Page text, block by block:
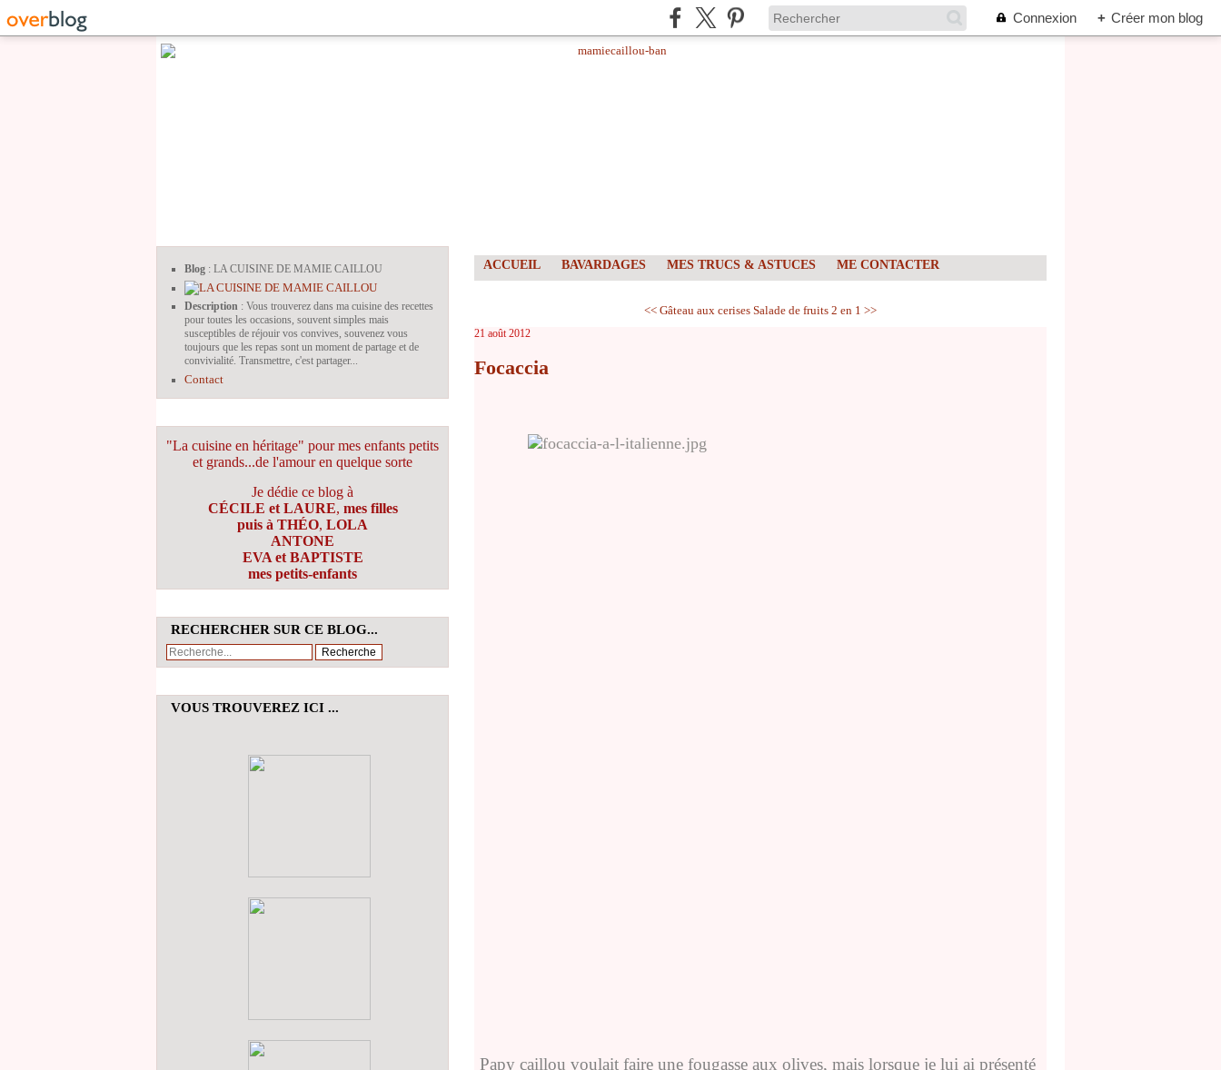
Connexion + Créer mon blog
Blog : LA CUISINE DE MAMIE CAILLOU
Description : Vous trouverez dans ma cuisine des recettes
pour toutes les occasions, souvent simples mais
susceptibles de réjouir vos convives, souvenez vous
toujours que les repas sont un moment de partage et de
convivialité. Transmettre, c'est partager...
Contact
"La cuisine en héritage" pour mes enfants petits
et grands...de l'amour en quelque sorte
Je dédie ce blog à
CÉCILE et LAURE, mes filles
puis à THÉO, LOLA
ANTONE
EVA et BAPTISTE
mes petits-enfants
RECHERCHER SUR CE BLOG...
VOUS TROUVEREZ ICI ...
ACCUEIL BAVARDAGES MES TRUCS & ASTUCES ME CONTACTER
<< Gâteau aux cerises Salade de fruits 2 en 1 >>
21 août 2012
Focaccia
Papy caillou voulait faire une fougasse aux olives, mais lorsque je lui ai présenté